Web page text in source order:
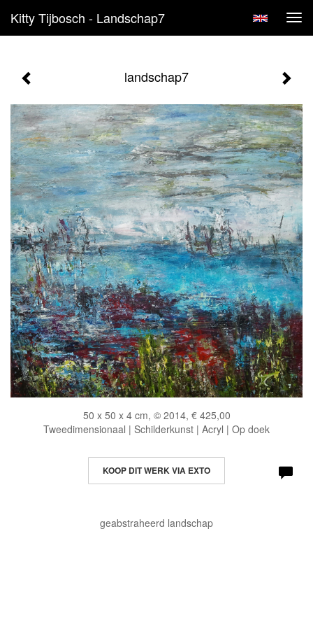
Kitty Tijbosch - Landschap7
landschap7
50 x 50 x 4 cm, © 2014, € 425,00
Tweedimensionaal | Schilderkunst | Acryl | Op doek
KOOP DIT WERK VIA EXTO
geabstraheerd landschap